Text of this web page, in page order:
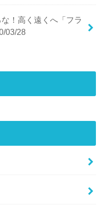
！高く遠くへ「フラ
03/28